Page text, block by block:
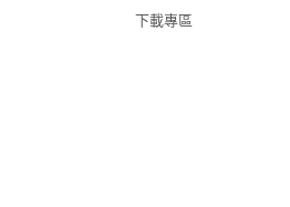
下載專區